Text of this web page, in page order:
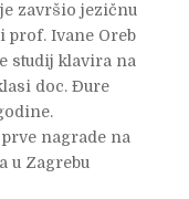
je završio jezičnu
prof. Ivane Oreb
studij klavira na
doc. Đure
nagrade na
u Zagrebu